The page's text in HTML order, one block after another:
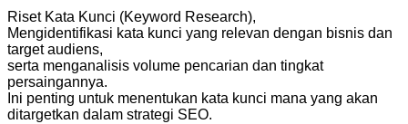
Riset Kata Kunci (Keyword Research),
Mengidentifikasi kata kunci yang relevan dengan bisnis dan
target audiens,
serta menganalisis volume pencarian dan tingkat
persaingannya.
Ini penting untuk menentukan kata kunci mana yang akan
ditargetkan dalam strategi SEO.